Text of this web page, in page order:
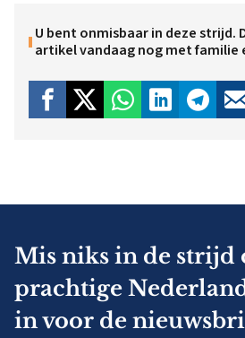
U bent onmisbaar in deze strijd.
artikel vandaag nog met familie
Mis niks in de strijd
prachtige
in voor de